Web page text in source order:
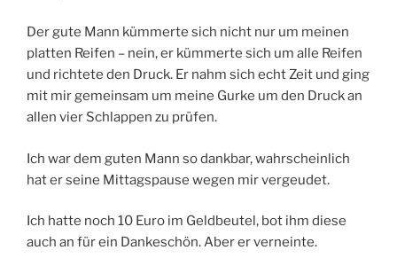
Der gute Mann kümmerte sich nicht nur um meinen
platten Reifen – nein, er kümmerte sich um alle Reifen
und richtete den Druck. Er nahm sich echt Zeit und ging
mit mir gemeinsam um meine Gurke um den Druck an
allen vier Schlappen zu prüfen.
Ich war dem guten Mann so dankbar, wahrscheinlich
hat er seine Mittagspause wegen mir vergeudet.
Ich hatte noch 10 Euro im Geldbeutel, bot ihm diese
auch an für ein Dankeschön. Aber er verneinte.